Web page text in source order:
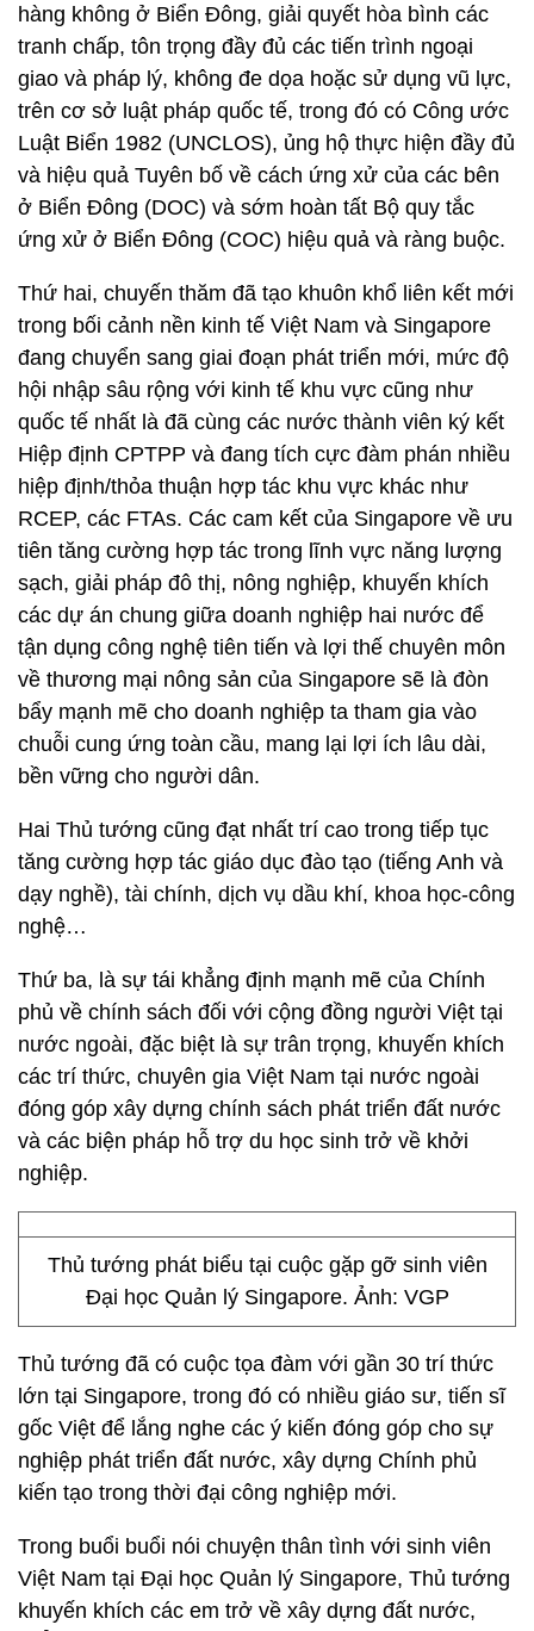
hàng không ở Biển Đông, giải quyết hòa bình các
tranh chấp, tôn trọng đầy đủ các tiến trình ngoại
giao và pháp lý, không đe dọa hoặc sử dụng vũ lực,
trên cơ sở luật pháp quốc tế, trong đó có Công ước
Luật Biển 1982 (UNCLOS), ủng hộ thực hiện đầy đủ
và hiệu quả Tuyên bố về cách ứng xử của các bên
ở Biển Đông (DOC) và sớm hoàn tất Bộ quy tắc
ứng xử ở Biển Đông (COC) hiệu quả và ràng buộc.
Thứ hai, chuyến thăm đã tạo khuôn khổ liên kết mới
trong bối cảnh nền kinh tế Việt Nam và Singapore
đang chuyển sang giai đoạn phát triển mới, mức độ
hội nhập sâu rộng với kinh tế khu vực cũng như
quốc tế nhất là đã cùng các nước thành viên ký kết
Hiệp định CPTPP và đang tích cực đàm phán nhiều
hiệp định/thỏa thuận hợp tác khu vực khác như
RCEP, các FTAs. Các cam kết của Singapore về ưu
tiên tăng cường hợp tác trong lĩnh vực năng lượng
sạch, giải pháp đô thị, nông nghiệp, khuyến khích
các dự án chung giữa doanh nghiệp hai nước để
tận dụng công nghệ tiên tiến và lợi thế chuyên môn
về thương mại nông sản của Singapore sẽ là đòn
bẩy mạnh mẽ cho doanh nghiệp ta tham gia vào
chuỗi cung ứng toàn cầu, mang lại lợi ích lâu dài,
bền vững cho người dân.
Hai Thủ tướng cũng đạt nhất trí cao trong tiếp tục
tăng cường hợp tác giáo dục đào tạo (tiếng Anh và
dạy nghề), tài chính, dịch vụ dầu khí, khoa học-công
nghệ…
Thứ ba, là sự tái khẳng định mạnh mẽ của Chính
phủ về chính sách đối với cộng đồng người Việt tại
nước ngoài, đặc biệt là sự trân trọng, khuyến khích
các trí thức, chuyên gia Việt Nam tại nước ngoài
đóng góp xây dựng chính sách phát triển đất nước
và các biện pháp hỗ trợ du học sinh trở về khởi
nghiệp.
Thủ tướng phát biểu tại cuộc gặp gỡ sinh viên
Đại học Quản lý Singapore. Ảnh: VGP
Thủ tướng đã có cuộc tọa đàm với gần 30 trí thức
lớn tại Singapore, trong đó có nhiều giáo sư, tiến sĩ
gốc Việt để lắng nghe các ý kiến đóng góp cho sự
nghiệp phát triển đất nước, xây dựng Chính phủ
kiến tạo trong thời đại công nghiệp mới.
Trong buổi buổi nói chuyện thân tình với sinh viên
Việt Nam tại Đại học Quản lý Singapore, Thủ tướng
khuyến khích các em trở về xây dựng đất nước,